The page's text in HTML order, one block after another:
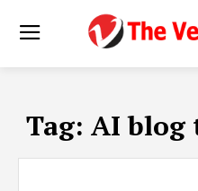
Tag: AI blog